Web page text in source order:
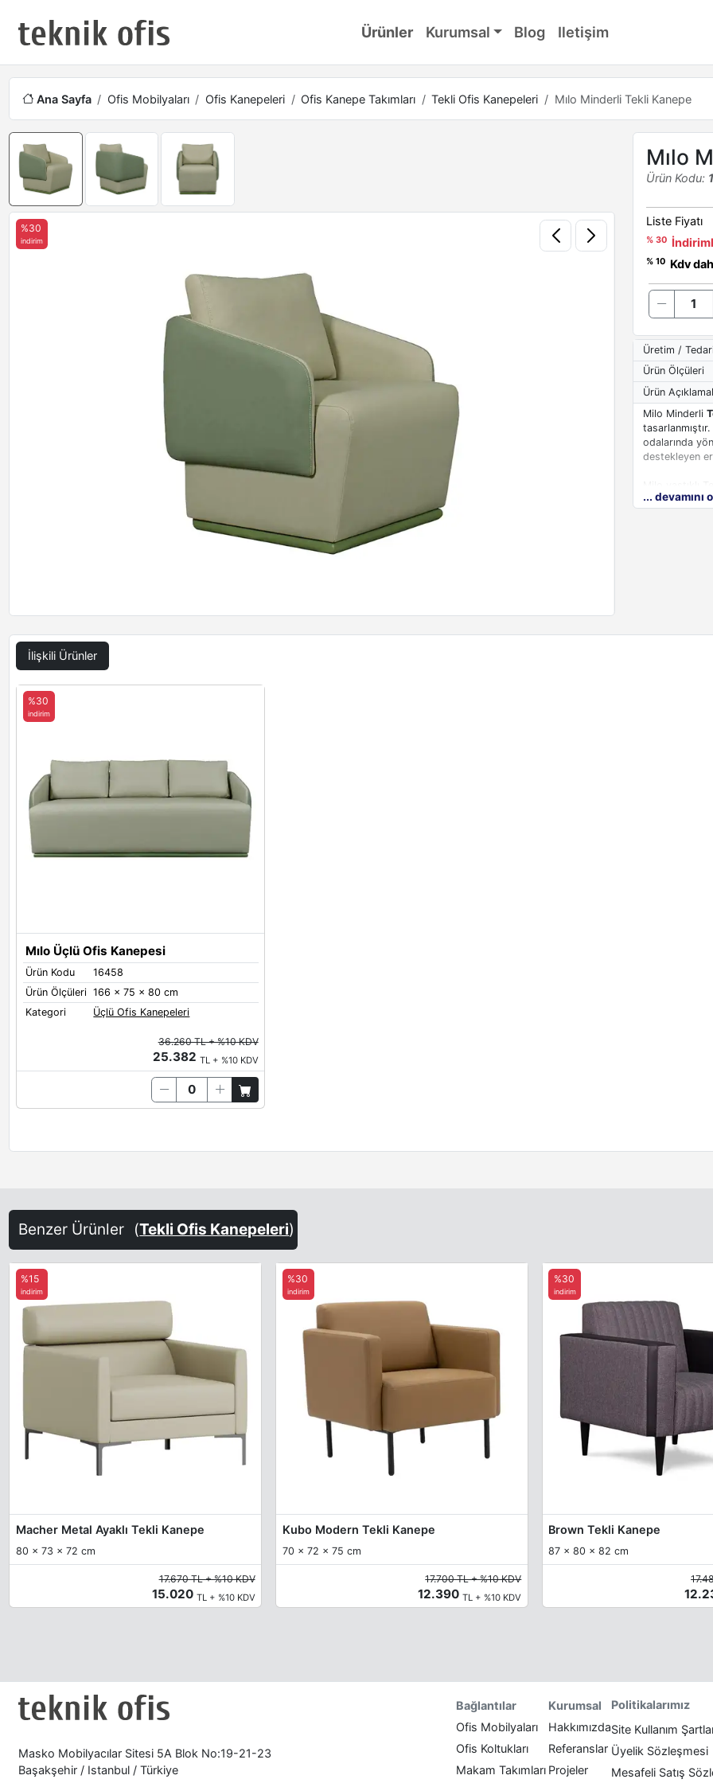
Ürünler Kurumsal Blog Iletişim
Ana Sayfa Ofis Mobilyaları Ofis Kanepeleri Ofis Kanepe Takımları Tekli Ofis Kanepeleri Mılo Minderli Tekli Kanepe
%30
indirim
Mılo
Ürün Kodu:
Liste Fiyatı
% 30
% 10 Kdv
Üretim /
Ürün Ölçüleri
Ürün
Milo Minderli
tasarlanmıştır.
odalarında
destekleyen
ve yoğun
... devamını
İlişkili Ürünler
Mılo Üçlü Ofis Kanepesi
Ürün Kodu
16458
Ürün Ölçüleri 166 x 75 x 80 cm
Kategori
Üçlü Ofis Kanepeleri
%30
indirim
36.260 TL + %10 KDV
25.382 TL + %10 KDV
Benzer Ürünler (Tekli Ofis Kanepeleri)
Macher Metal Ayaklı Tekli Kanepe
80 x 73 x 72 cm
%15
indirim
17.670 TL + %10 KDV
15.020 TL + %10 KDV
Kubo Modern Tekli Kanepe
70 x 72 x 75 cm
%30
indirim
17.700 TL + %10 KDV
12.390TL + %10 KDV
Brown Tekli Kanepe
87 x 80 x 82 cm
%30
indirim
Masko Mobilyacılar Sitesi 5A Blok No:19-21-23
Başakşehir / Istanbul / Türkiye
Bağlantılar
Ofis Mobilyaları
Ofis Koltukları
Makam Takımları
Kurumsal
Hakkımızda
Referanslar
Projeler
Politikalarımız
Site Kullanım
Üyelik Sözleşmesi
Mesafeli Satış